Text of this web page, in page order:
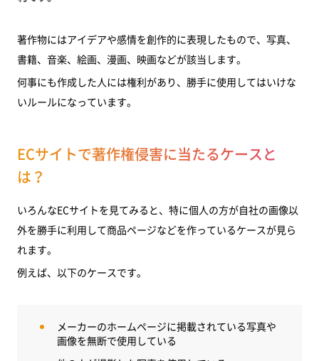
著作物にはアイデアや感情を創作的に表現したもので、写真、
書籍、音楽、絵画、漫画、映画などが該当します。
何事にも作成した人には権利があり、勝手に使用してはいけな
いルールになっています。
ECサイトで著作権侵害に当たるケースと
は？
いろんなECサイトを見てみると、特に個人の方が自社の画像以
外を勝手に利用して商品ページなどを作っているケースが見ら
れます。
例えば、以下のケースです。
メーカーのホームページに掲載されている写真や
画像を無断で使用している